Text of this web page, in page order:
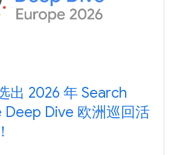
出 2026 年 Search
Deep Dive 欧洲巡回活